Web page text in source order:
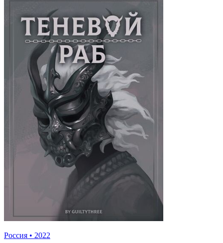
Россия • 2022